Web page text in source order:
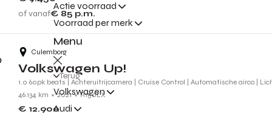
Actie voorraad
Voorraad per merk
Menu
Terug
Volkswagen
Audi
of vanaf€ 85 p.m.
Culemborg
Volkswagen Up!
1.0 60pk beats | Achteruitrijcamera | Cruise Control | Automatische airco |
46.134 km
2021 R150LX
€ 12.900